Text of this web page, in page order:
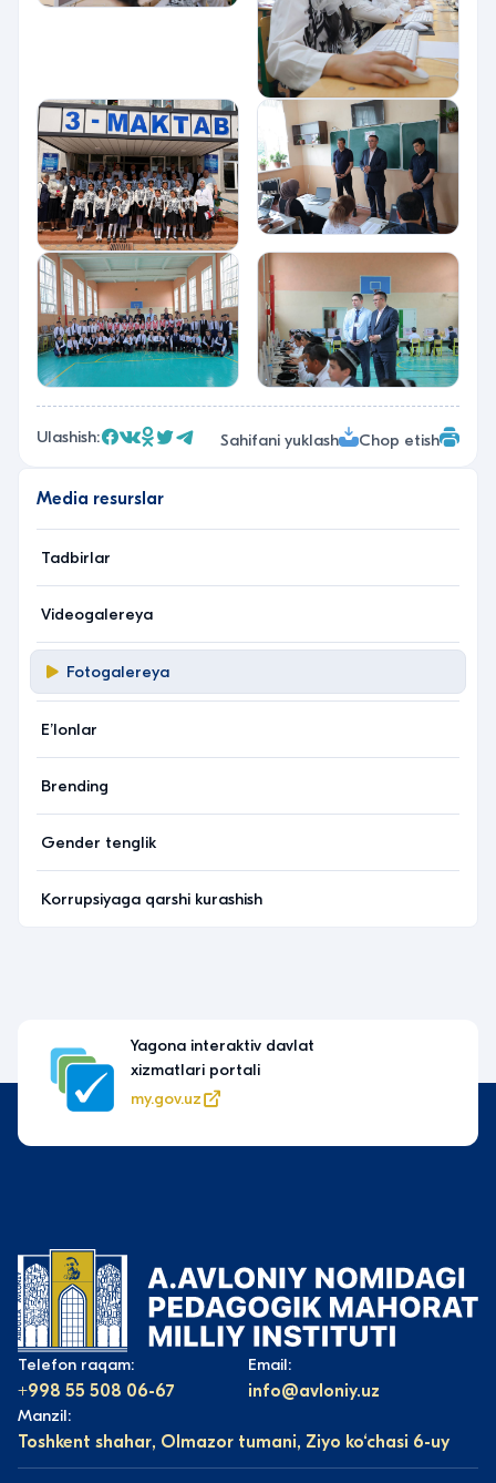
Ulashish: Sahifani yuklash Chop etish
Media resurslar
Tadbirlar
Videogalereya
Fotogalereya
Eʼlonlar
Brending
Gender tenglik
Korrupsiyaga qarshi kurashish
Yagona interaktiv davlat
xizmatlari portali
my.gov.uz
Telefon raqam:
+998 55 508 06-67
Email:
info@avloniy.uz
Manzil:
Toshkent shahar, Olmazor tumani, Ziyo ko‘chasi 6-uy